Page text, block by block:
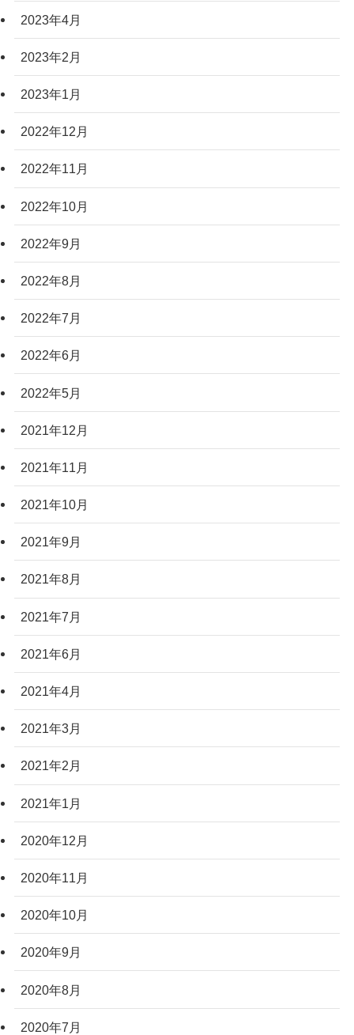
2023年4月
2023年2月
2023年1月
2022年12月
2022年11月
2022年10月
2022年9月
2022年8月
2022年7月
2022年6月
2022年5月
2021年12月
2021年11月
2021年10月
2021年9月
2021年8月
2021年7月
2021年6月
2021年4月
2021年3月
2021年2月
2021年1月
2020年12月
2020年11月
2020年10月
2020年9月
2020年8月
2020年7月